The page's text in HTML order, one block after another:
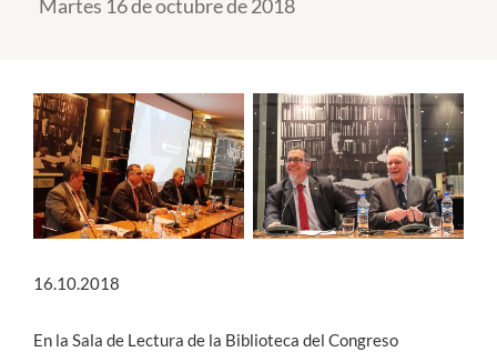
Martes 16 de octubre de 2018
16.10.2018
En la Sala de Lectura de la Biblioteca del Congreso